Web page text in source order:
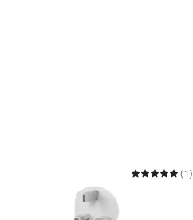
Reiseadapter UK Typ G mit 1 USB-C 2
USB-A für England London
(1)